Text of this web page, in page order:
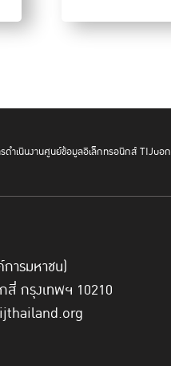
คุณมณฑิรา นาควิเชี
รุนแรงต่อผู้หญิง รวม
มาก โดยเฉพาะใน ไท
เขายังขาดข้อมูลเพรา
ตุลาคม ปี 2019 ถึง ตุ
เป็นแหล่งที่ใช้ภาษาที่
ชาติอื่น รวมไปถึงพฤติ
ประเทศไทย จะพบคำ
ดำเนินงานศูนย์ข้อมูลอิเล็กทรอนิกส์ TIJบอ
ารมหาชน)
สี่ กรุงเทพฯ 10210